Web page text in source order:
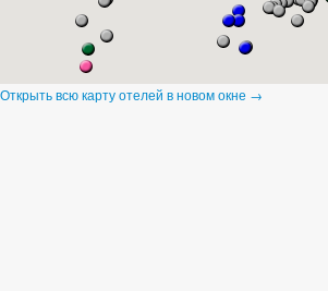
Открыть всю карту отелей в новом окне →